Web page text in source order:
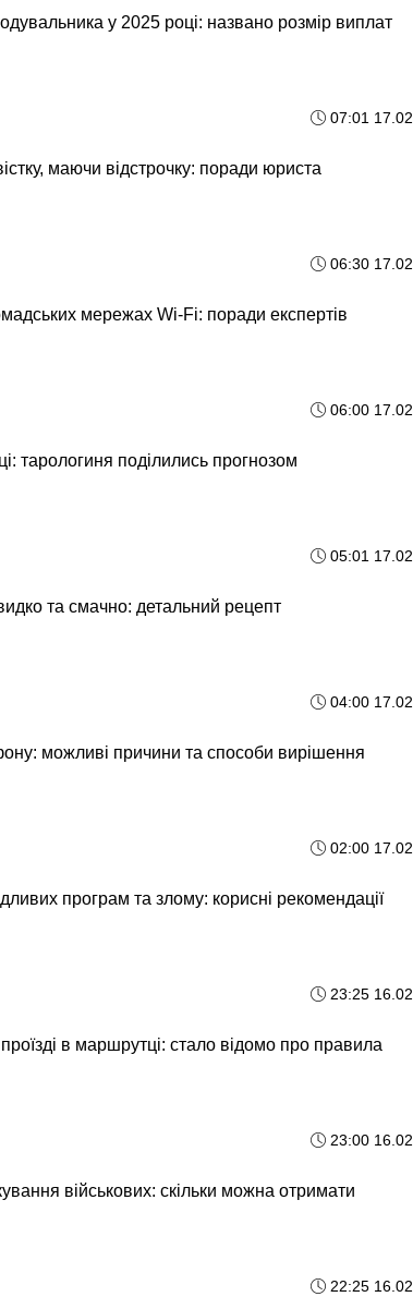
у 2025 році: названо розмір виплат
07:01 17.02
маючи відстрочку: поради юриста
06:30 17.02
мережах Wi-Fi: поради експертів
06:00 17.02
тарологиня поділились прогнозом
05:01 17.02
та смачно: детальний рецепт
04:00 17.02
можливі причини та способи вирішення
02:00 17.02
програм та злому: корисні рекомендації
23:25 16.02
в маршрутці: стало відомо про правила
23:00 16.02
військових: скільки можна отримати
22:25 16.02